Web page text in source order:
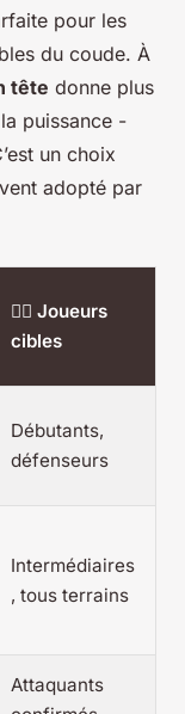
pour les
du coude. À
tête donne plus
puissance -
un choix
adopté par
🧍‍♂️ Joueurs
cibles
Débutants,
défenseurs
Intermédiaires
, tous terrains
Attaquants